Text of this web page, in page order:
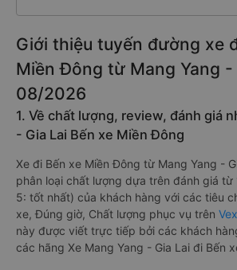
Giới thiệu tuyến đường xe
Miền Đông từ Mang Yang -
08/2026
1. Về chất lượng, review, đánh giá
- Gia Lai Bến xe Miền Đông
Xe đi Bến xe Miền Đông từ Mang Yang -
phân loại chất lượng dựa trên đánh giá từ
5: tốt nhất) của khách hàng với các tiêu
xe, Đúng giờ, Chất lượng phục vụ trên
này được viết trực tiếp bởi các khách
các hãng Xe Mang Yang - Gia Lai đi Bến